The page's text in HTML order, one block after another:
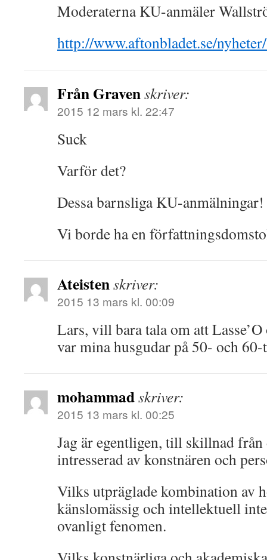
Moderaterna KU-anmäler
http://www.aftonbladet.se/
Från Gravenskriver:
2015 12 mars kl. 22:47
Suck
Varför det?
Dessa barnsliga KU-anmälningar!
Vi borde ha en
Ateistenskriver:
2015 13 mars kl. 00:09
Lars, vill bara tala om att
var mina husgudar på 50- och 60-
mohammadskriver:
2015 13 mars kl. 00:25
Jag är egentligen, till skillnad från
intresserad av konstnären och
Vilks utpräglade kombination av
känslomässig och intellektuell
ovanligt fenomen.